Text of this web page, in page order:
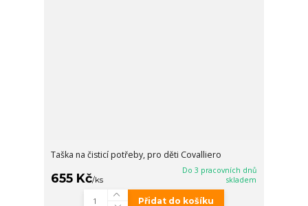
Taška na čisticí potřeby, pro děti Covalliero
655 Kč/ks
Do 3 pracovních dnů
skladem
Přidat do košíku